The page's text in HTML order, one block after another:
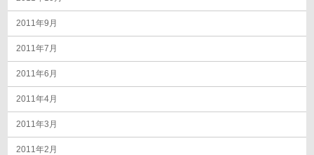
2011年9月
2011年7月
2011年6月
2011年4月
2011年3月
2011年2月